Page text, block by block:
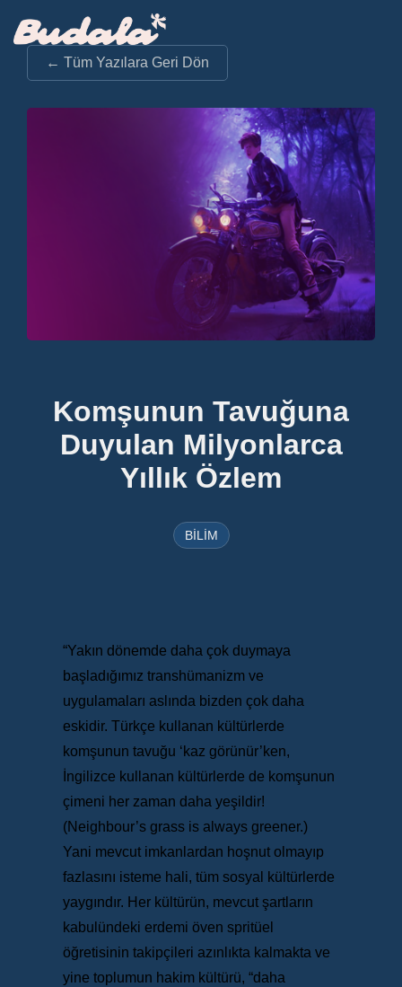
← Tüm Yazılara Geri Dön
Komşunun Tavuğuna
Duyulan Milyonlarca
Yıllık Özlem
BİLİM
“Yakın dönemde daha çok duymaya
başladığımız transhümanizm ve
uygulamaları aslında bizden çok daha
eskidir. Türkçe kullanan kültürlerde
komşunun tavuğu ‘kaz görünür’ken,
İngilizce kullanan kültürlerde de komşunun
çimeni her zaman daha yeşildir!
(Neighbour’s grass is always greener.)
Yani mevcut imkanlardan hoşnut olmayıp
fazlasını isteme hali, tüm sosyal kültürlerde
yaygındır. Her kültürün, mevcut şartların
kabulündeki erdemi öven spritüel
öğretisinin takipçileri azınlıkta kalmakta ve
yine toplumun hakim kültürü, “daha